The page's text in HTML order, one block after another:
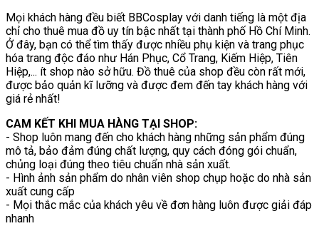
Mọi khách hàng đều biết BBCosplay với danh tiếng là một địa
chỉ cho thuê mua đồ uy tín bậc nhất tại thành phố Hồ Chí Minh.
Ở đây, bạn có thể tìm thấy được nhiều phụ kiện và trang phục
hóa trang độc đáo như Hán Phục, Cổ Trang, Kiếm Hiệp, Tiên
Hiệp,... ít shop nào sở hữu. Đồ thuê của shop đều còn rất mới,
được bảo quản kĩ lưỡng và được đem đến tay khách hàng với
giá rẻ nhất!
CAM KẾT KHI MUA HÀNG TẠI SHOP:
- Shop luôn mang đến cho khách hàng những sản phẩm đúng
mô tả, bảo đảm đúng chất lượng, quy cách đóng gói chuẩn,
chủng loại đúng theo tiêu chuẩn nhà sản xuất.
- Hình ảnh sản phẩm do nhân viên shop chụp hoặc do nhà sản
xuất cung cấp
- Mọi thắc mắc của khách yêu về đơn hàng luôn được giải đáp
nhanh